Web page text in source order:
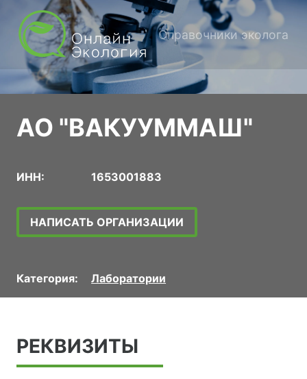
Справочники эколога
АО "ВАКУУММАШ"
ИНН: 1653001883
НАПИСАТЬ ОРГАНИЗАЦИИ
Категория: Лаборатории
РЕКВИЗИТЫ